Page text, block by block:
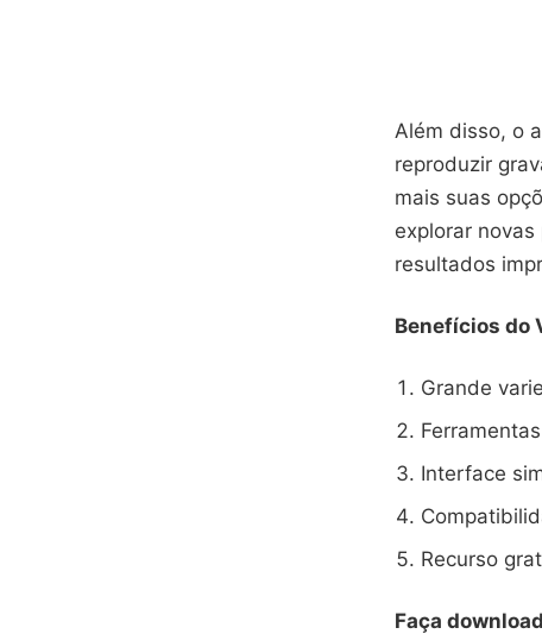
Além disso, o
reproduzir
mais suas
explorar
resultados
Benefícios do
Grande
Interface
Recurso
Faça